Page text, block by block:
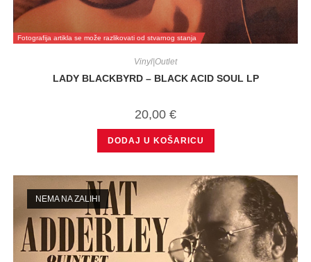
Fotografija artikla se može razlikovati od stvarnog stanja
Vinyl|Outlet
LADY BLACKBYRD – BLACK ACID SOUL LP
20,00 €
DODAJ U KOŠARICU
NEMA NA ZALIHI